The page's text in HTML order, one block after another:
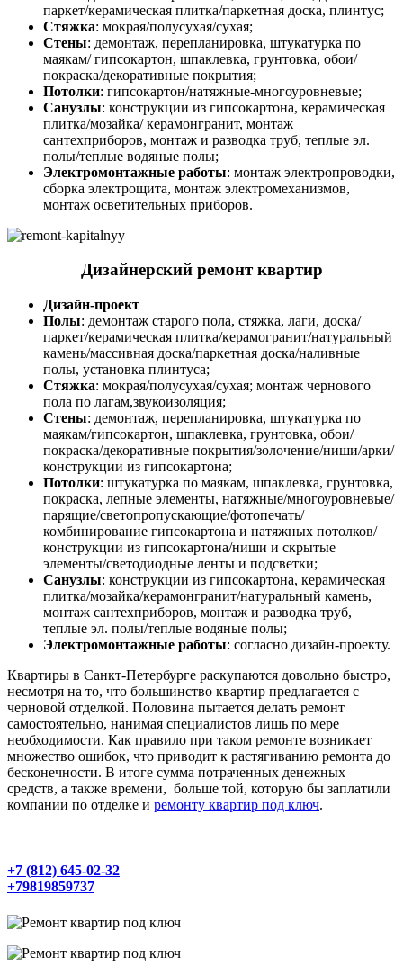
паркет/керамическая плитка/паркетная доска, плинтус;
Стяжка: мокрая/полусухая/сухая;
Стены: демонтаж, перепланировка, штукатурка по
маякам/ гипсокартон, шпаклевка, грунтовка, обои/
покраска/декоративные покрытия;
Потолки: гипсокартон/натяжные-многоуровневые;
Санузлы: конструкции из гипсокартона, керамическая
плитка/мозайка/ керамонгранит, монтаж
сантехприборов, монтаж и разводка труб, теплые эл.
полы/теплые водяные полы;
Электромонтажные работы: монтаж электропроводки,
сборка электрощита, монтаж электромеханизмов,
монтаж осветительных приборов.
Дизайнерский ремонт квартир
Дизайн-проект
Полы: демонтаж старого пола, стяжка, лаги, доска/
паркет/керамическая плитка/керамогранит/натуральный
камень/массивная доска/паркетная доска/наливные
полы, установка плинтуса;
Стяжка: мокрая/полусухая/сухая; монтаж чернового
пола по лагам,звукоизоляция;
Стены: демонтаж, перепланировка, штукатурка по
маякам/гипсокартон, шпаклевка, грунтовка, обои/
покраска/декоративные покрытия/золочение/ниши/арки/
конструкции из гипсокартона;
Потолки: штукатурка по маякам, шпаклевка, грунтовка,
покраска, лепные элементы, натяжные/многоуровневые/
парящие/светопропускающие/фотопечать/
комбинирование гипсокартона и натяжных потолков/
конструкции из гипсокартона/ниши и скрытые
элементы/светодиодные ленты и подсветки;
Санузлы: конструкции из гипсокартона, керамическая
плитка/мозайка/керамонгранит/натуральный камень,
монтаж сантехприборов, монтаж и разводка труб,
теплые эл. полы/теплые водяные полы;
Электромонтажные работы: согласно дизайн-проекту.
Квартиры в Санкт-Петербурге раскупаются довольно быстро,
несмотря на то, что большинство квартир предлагается с
черновой отделкой. Половина пытается делать ремонт
самостоятельно, нанимая специалистов лишь по мере
необходимости. Как правило при таком ремонте возникает
множество ошибок, что приводит к растягиванию ремонта до
бесконечности. В итоге сумма потраченных денежных
средств, а также времени, больше той, которую бы заплатили
компании по отделке и ремонту квартир под ключ.
+7 (812) 645-02-32
+79819859737